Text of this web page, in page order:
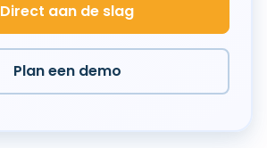
Direct aan de slag
Plan een demo